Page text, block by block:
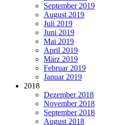
September 2019
August 2019
Juli 2019
Juni 2019
Mai 2019
April 2019
März 2019
Februar 2019
Januar 2019
2018
Dezember 2018
November 2018
September 2018
August 2018